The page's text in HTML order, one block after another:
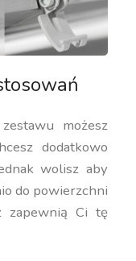
możesz
dodatkowo
wolisz aby
do powierzchni
zapewnią Ci tę